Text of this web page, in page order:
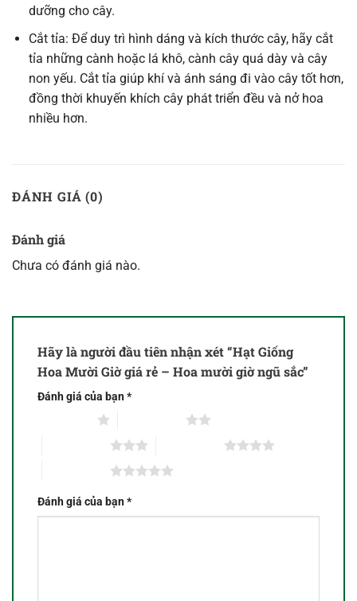
dưỡng cho cây.
Cắt tỉa: Để duy trì hình dáng và kích thước cây, hãy cắt
tỉa những cành hoặc lá khô, cành cây quá dày và cây
non yếu. Cắt tỉa giúp khí và ánh sáng đi vào cây tốt hơn,
đồng thời khuyến khích cây phát triển đều và nở hoa
nhiều hơn.
ĐÁNH GIÁ (0)
Đánh giá
Chưa có đánh giá nào.
Hãy là người đầu tiên nhận xét “Hạt Giống
Hoa Mười Giờ giá rẻ – Hoa mười giờ ngũ sắc”
Đánh giá của bạn*
Đánh giá của bạn*